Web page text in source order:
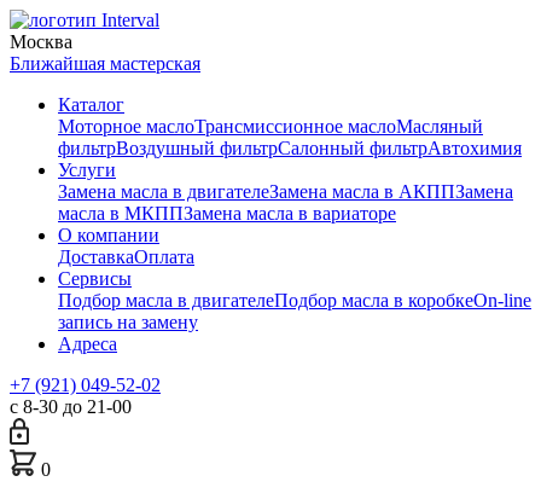
Москва
Ближайшая мастерская
Каталог
Моторное маслоТрансмиссионное маслоМасляный
фильтрВоздушный фильтрСалонный фильтрАвтохимия
Услуги
Замена масла в двигателеЗамена масла в АКППЗамена
масла в МКППЗамена масла в вариаторе
О компании
ДоставкаОплата
Сервисы
Подбор масла в двигателеПодбор масла в коробкеOn-line
запись на замену
Адреса
+7 (921) 049-52-02
с 8-30 до 21-00
0